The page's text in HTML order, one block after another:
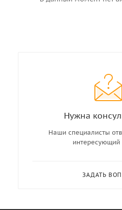
Нужна
Наши специалисты
интересующий
ЗАДАТЬ